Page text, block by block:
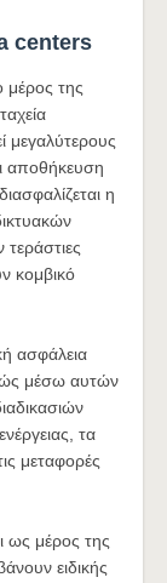
centers
μέρος της
μεγαλύτερους
αποθήκευση
η
κομβικό
ασφάλεια
μέσω αυτών
τα
μεταφορές
ως μέρος της
ειδικής